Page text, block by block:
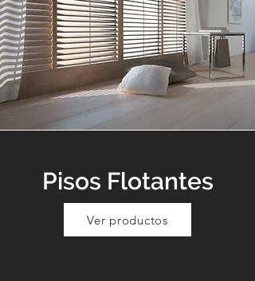
Pisos Flotantes
Ver productos